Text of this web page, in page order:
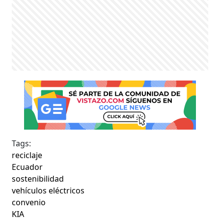
Tags:
reciclaje
Ecuador
sostenibilidad
vehículos eléctricos
convenio
KIA